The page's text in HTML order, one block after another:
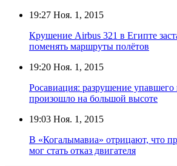
19:27 Ноя. 1, 2015
Крушение Airbus 321 в Египте
поменять маршруты полётов
19:20 Ноя. 1, 2015
Росавиация: разрушение упавшего
произошло на большой высоте
19:03 Ноя. 1, 2015
В «Когалымавиа» отрицают, что
мог стать отказ двигателя